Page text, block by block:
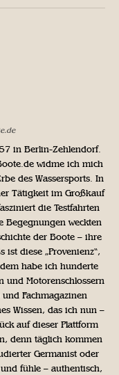
in Berlin-Zehlendorf.
widme ich mich
des Wassersports. In
Tätigkeit im Großkauf
die Testfahrten
Begegnungen weckten
der Boote – ihre
ist diese „Provenienz“,
habe ich hunderte
und Motorenschlossern
Fachmagazinen
Wissen, das ich nun –
auf dieser Plattform
denn täglich kommen
Germanist oder
fühle – authentisch,